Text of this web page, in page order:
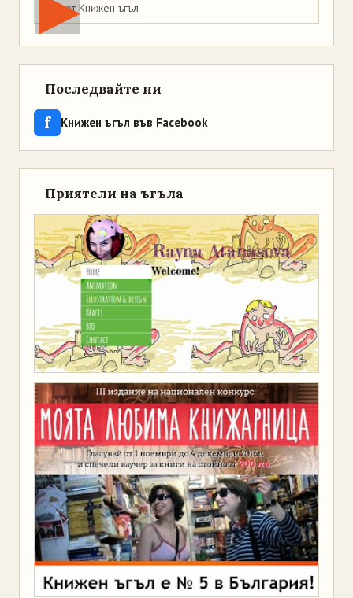
Мая от Книжен ъгъл
Последвайте ни
f Книжен ъгъл във Facebook
Приятели на ъгъла